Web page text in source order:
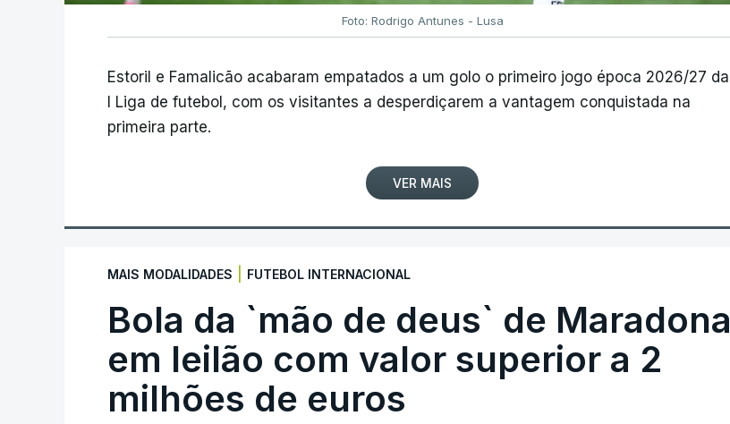
Foto: Rodrigo Antunes - Lusa
Estoril e Famalicão acabaram empatados a um golo o primeiro jogo época 2026/27 da I
I Liga de futebol, com os visitantes a desperdiçarem a vantagem conquistada na
primeira parte.
VER MAIS
MAIS MODALIDADES FUTEBOL INTERNACIONAL
Bola da `mão de deus` de Maradona
em leilão com valor superior a 2
milhões de euros